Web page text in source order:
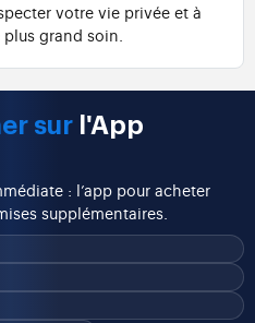
votre vie privée et à
grand soin.
sur l'App
: l’app pour acheter
supplémentaires.